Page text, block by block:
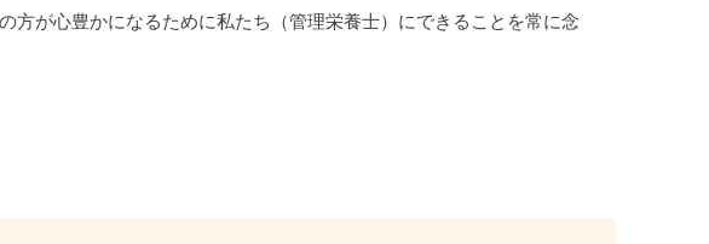
方が心豊かになるために私たち（管理栄養士）にできることを常に念